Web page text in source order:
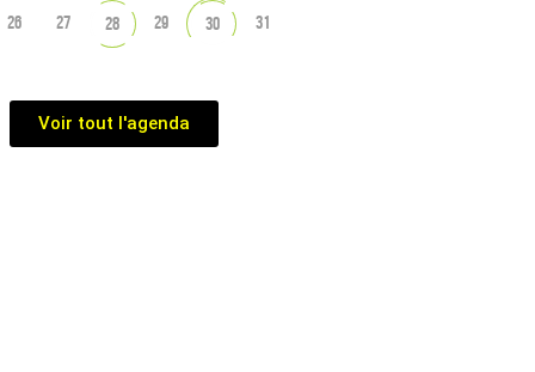
26 27 28 29 30 31
Voir tout l'agenda